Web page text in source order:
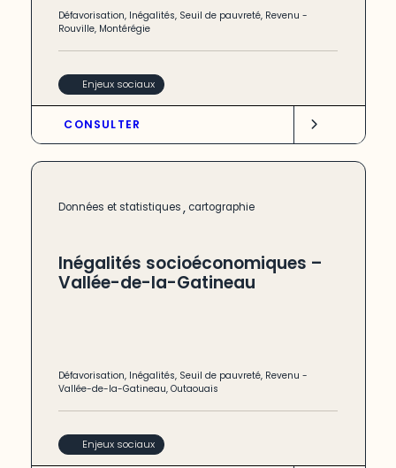
Défavorisation, Inégalités, Seuil de pauvreté, Revenu -
Rouville, Montérégie
Enjeux sociaux
CONSULTER
Données et statistiques, cartographie
Inégalités socioéconomiques –
Vallée-de-la-Gatineau
Défavorisation, Inégalités, Seuil de pauvreté, Revenu -
Vallée-de-la-Gatineau,Outaouais
Enjeux sociaux